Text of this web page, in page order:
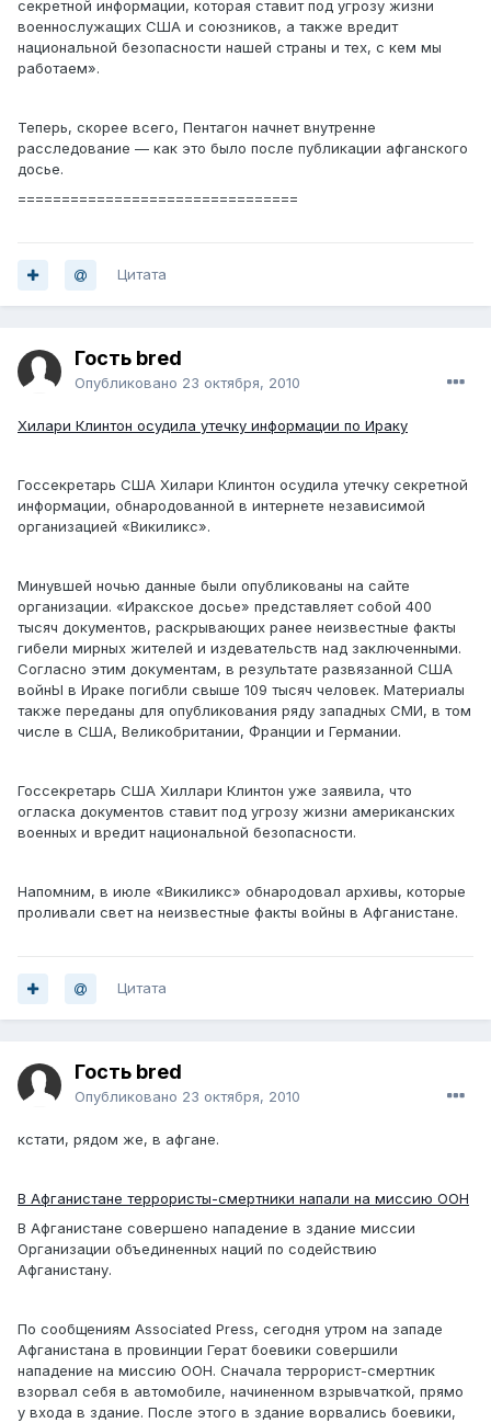
секретной информации, которая ставит под угрозу жизни
военнослужащих США и союзников, а также вредит
национальной безопасности нашей страны и тех, с кем мы
работаем».
Теперь, скорее всего, Пентагон начнет внутренне
расследование — как это было после публикации афганского
досье.
================================
Цитата
Гость bred
Опубликовано 23 октября, 2010
Хилари Клинтон осудила утечку информации по Ираку
Госсекретарь США Хилари Клинтон осудила утечку секретной
информации, обнародованной в интернете независимой
организацией «Викиликс».
Минувшей ночью данные были опубликованы на сайте
организации. «Иракское досье» представляет собой 400
тысяч документов, раскрывающих ранее неизвестные факты
гибели мирных жителей и издевательств над заключенными.
Согласно этим документам, в результате развязанной США
войнЫ в Ираке погибли свыше 109 тысяч человек. Материалы
также переданы для опубликования ряду западных СМИ, в том
числе в США, Великобритании, Франции и Германии.
Госсекретарь США Хиллари Клинтон уже заявила, что
огласка документов ставит под угрозу жизни американских
военных и вредит национальной безопасности.
Напомним, в июле «Викиликс» обнародовал архивы, которые
проливали свет на неизвестные факты войны в Афганистане.
Цитата
Гость bred
Опубликовано 23 октября, 2010
кстати, рядом же, в афгане.
В Афганистане террористы-смертники напали на миссию ООН
В Афганистане совершено нападение в здание миссии
Организации объединенных наций по содействию
Афганистану.
По сообщениям Associated Press, сегодня утром на западе
Афганистана в провинции Герат боевики совершили
нападение на миссию ООН. Сначала террорист-смертник
взорвал себя в автомобиле, начиненном взрывчаткой, прямо
у входа в здание. После этого в здание ворвались боевики,